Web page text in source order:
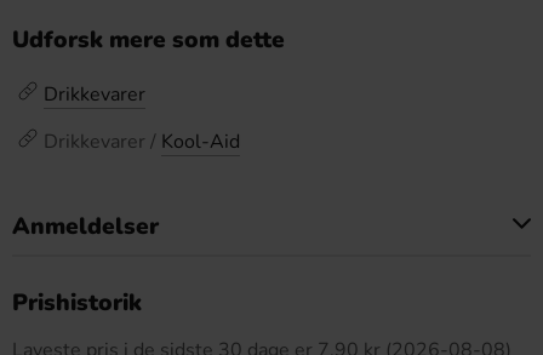
Udforsk mere som dette
Drikkevarer
Drikkevarer / Kool-Aid
Anmeldelser
Prishistorik